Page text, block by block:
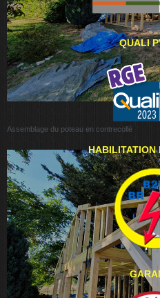
Assemblage du poteau en contrecollé
QUALI
HABILITATION